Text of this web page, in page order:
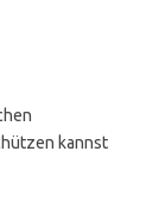
kannst